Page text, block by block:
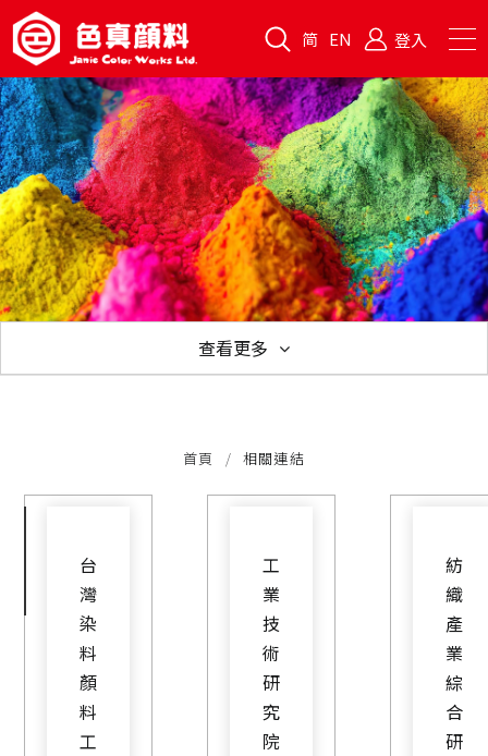
简 EN 登入
查看更多
首頁 相關連結
台
灣
染
料
顏
料
工
工
業
技
術
研
究
院
紡
織
產
業
綜
合
研